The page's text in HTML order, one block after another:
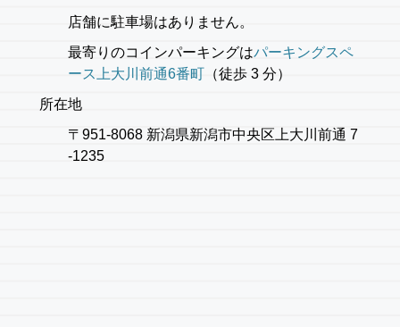
店舗に駐車場はありません。
最寄りのコインパーキングはパーキングスペ
ース上大川前通6番町 （徒歩 3 分）
所在地
〒951-8068 新潟県新潟市中央区上大川前通 7
-1235